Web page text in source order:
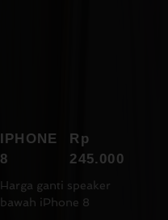
IPHONE
8
Rp
245.000
Harga ganti speaker
bawah iPhone 8